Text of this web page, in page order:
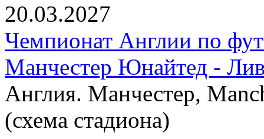
20.03.2027
Чемпионат Англии по
Манчестер Юнайтед -
Англия. Манчестер,
(схема стадиона)